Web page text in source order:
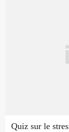
Quiz sur le